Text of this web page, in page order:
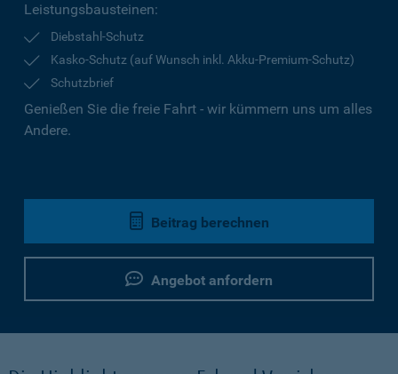
Leistungsbausteinen:
Diebstahl-Schutz
Kasko-Schutz (auf Wunsch inkl. Akku-Premium-Schutz)
Schutzbrief
Genießen Sie die freie Fahrt - wir kümmern uns um alles
Andere.
Beitrag berechnen
Angebot anfordern